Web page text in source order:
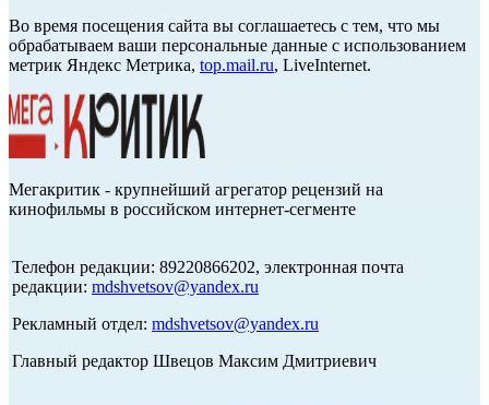
Во время посещения сайта вы соглашаетесь с тем, что мы
обрабатываем ваши персональные данные с использованием
метрик Яндекс Метрика, top.mail.ru, LiveInternet.
Мегакритик - крупнейший агрегатор рецензий на
кинофильмы в российском интернет-сегменте
Телефон редакции: 89220866202, электронная почта
редакции: mdshvetsov@yandex.ru
Рекламный отдел: mdshvetsov@yandex.ru
Главный редактор Швецов Максим Дмитриевич